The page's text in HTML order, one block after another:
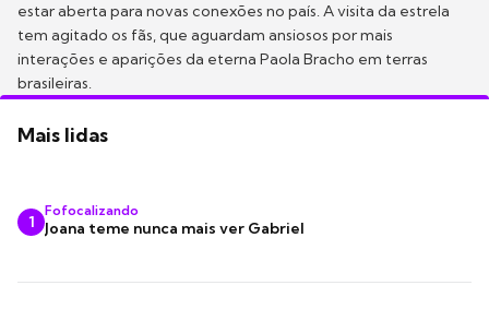
estar aberta para novas conexões no país. A visita da estrela
tem agitado os fãs, que aguardam ansiosos por mais
interações e aparições da eterna Paola Bracho em terras
brasileiras.
Mais lidas
1
Fofocalizando
Joana teme nunca mais ver Gabriel